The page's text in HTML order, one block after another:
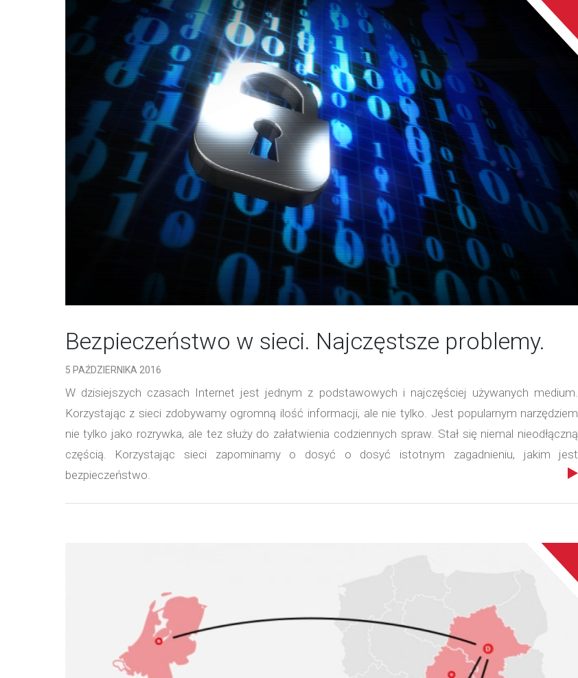
Bezpieczeństwo w sieci. Najczęstsze problemy.
5 PAŹDZIERNIKA 2016
W dzisiejszych czasach Internet jest jednym z podstawowych i najczęściej używanych medium.
Korzystając z sieci zdobywamy ogromną ilość informacji, ale nie tylko. Jest popularnym narzędziem
nie tylko jako rozrywka, ale tez służy do załatwienia codziennych spraw. Stał się niemal nieodłączną
częścią. Korzystając sieci zapominamy o dosyć o dosyć istotnym zagadnieniu, jakim jest
bezpieczeństwo.